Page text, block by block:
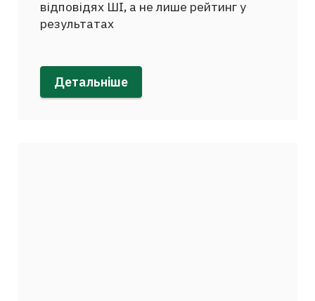
відповідях ШІ, а не лише рейтинг у
результатах
Детальніше